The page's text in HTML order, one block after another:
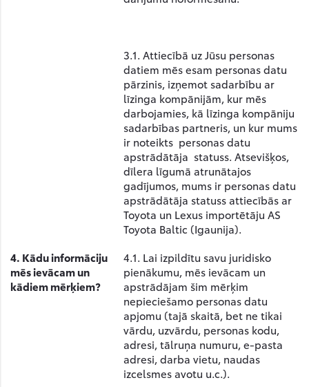
3.1. Attiecībā uz Jūsu personas
datiem mēs esam personas datu
pārzinis, izņemot sadarbību ar
līzinga kompānijām, kur mēs
darbojamies, kā līzinga kompāniju
sadarbības partneris, un kur mums
ir noteikts personas datu
apstrādātāja statuss. Atsevišķos,
dīlera līgumā atrunātajos
gadījumos, mums ir personas datu
apstrādātāja statuss attiecībās ar
Toyota un Lexus importētāju AS
Toyota Baltic (Igaunija).
4. Kādu informāciju
mēs ievācam un
kādiem mērķiem?
4.1. Lai izpildītu savu juridisko
pienākumu, mēs ievācam un
apstrādājam šim mērķim
nepieciešamo personas datu
apjomu (tajā skaitā, bet ne tikai
vārdu, uzvārdu, personas kodu,
adresi, tālruņa numuru, e-pasta
adresi, darba vietu, naudas
izcelsmes avotu u.c.).